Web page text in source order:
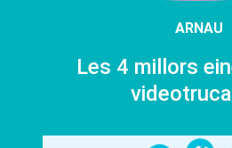
ARNAU
Les 4 millors